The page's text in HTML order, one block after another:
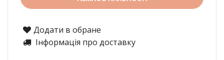
Додати в обране
Інформація про доставку